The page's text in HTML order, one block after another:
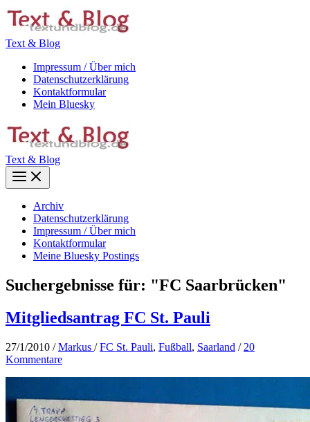
Zum
Inhalt
Text & Blog
Impressum / Über mich
Datenschutzerklärung
Kontaktformular
Mein Bluesky
Text & Blog
Main
Menu
Archiv
Datenschutzerklärung
Impressum / Über mich
Kontaktformular
Meine Bluesky Postings
Suchergebnisse für: "FC Saarbrücken"
Mitgliedsantrag FC St. Pauli
27/1/2010 /Markus /FC St. Pauli, Fußball, Saarland / 20
Kommentare